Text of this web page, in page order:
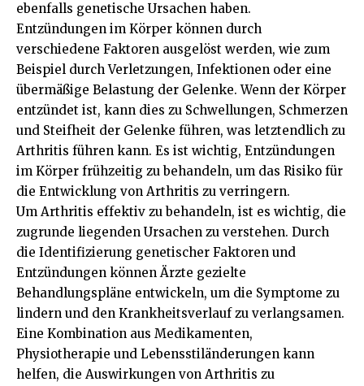
ebenfalls genetische Ursachen haben.
Entzündungen im Körper können durch
verschiedene Faktoren ausgelöst werden, wie zum
Beispiel durch Verletzungen, Infektionen oder eine
übermäßige Belastung der Gelenke. Wenn der Körper
entzündet ist, kann dies zu Schwellungen, Schmerzen
und Steifheit der Gelenke führen, was letztendlich zu
Arthritis führen kann. Es ist wichtig, Entzündungen
im Körper frühzeitig zu behandeln, um das Risiko für
die Entwicklung von Arthritis zu verringern.
Um Arthritis effektiv zu behandeln, ist es wichtig, die
zugrunde liegenden Ursachen zu verstehen. Durch
die Identifizierung genetischer Faktoren und
Entzündungen können Ärzte gezielte
Behandlungspläne entwickeln, um die Symptome zu
lindern und den Krankheitsverlauf zu verlangsamen.
Eine Kombination aus Medikamenten,
Physiotherapie und Lebensstiländerungen kann
helfen, die Auswirkungen von Arthritis zu